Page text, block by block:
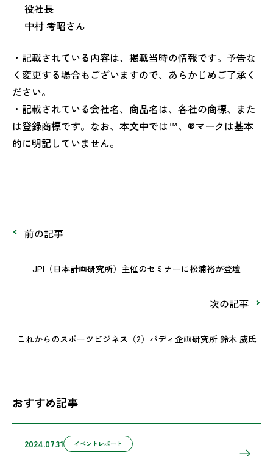
役社長
中村 考昭さん
・記載されている内容は、掲載当時の情報です。予告な
く変更する場合もございますので、あらかじめご了承く
ださい。
・記載されている会社名、商品名は、各社の商標、また
は登録商標です。なお、本文中では™、®マークは基本
的に明記していません。
前の記事
JPI（日本計画研究所）主催のセミナーに松浦裕が登壇
次の記事
これからのスポーツビジネス（2）バディ企画研究所 鈴木 威氏
おすすめ記事
2024.07.31 イベントレポート